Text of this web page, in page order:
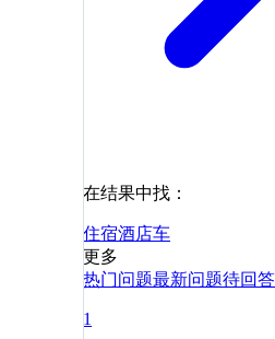
在结果中找：
住宿酒店车
更多
热门问题最新问题待回
1